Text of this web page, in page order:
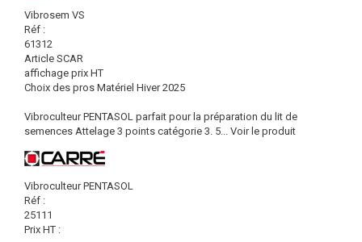
Vibrosem VS
Réf :
61312
Article SCAR
affichage prix HT
Choix des pros Matériel Hiver 2025
Vibroculteur PENTASOL parfait pour la préparation du lit de
semences Attelage 3 points catégorie 3. 5... Voir le produit
Vibroculteur PENTASOL
Réf :
25111
Prix HT :